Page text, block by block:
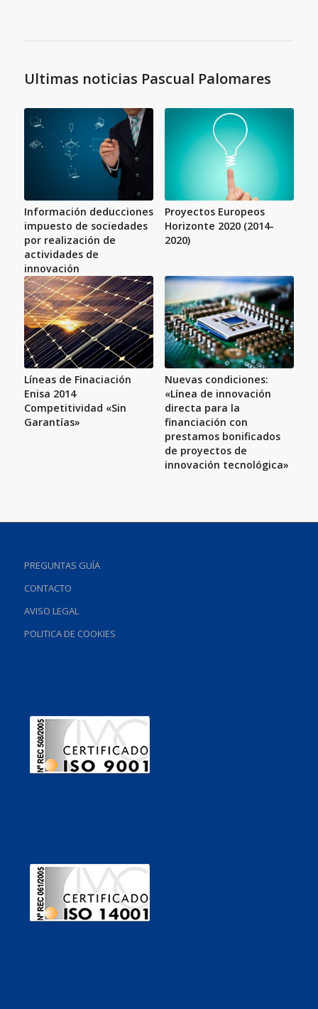
Ultimas noticias Pascual Palomares
Información deducciones
impuesto de sociedades
por realización de
actividades de
innovación
Proyectos Europeos
Horizonte 2020 (2014-
2020)
Líneas de Finaciación
Enisa 2014
Competitividad «Sin
Garantías»
Nuevas condiciones:
«Línea de innovación
directa para la
financiación con
prestamos bonificados
de proyectos de
innovación tecnológica»
PREGUNTAS GUÍA
CONTACTO
AVISO LEGAL
POLITICA DE COOKIES